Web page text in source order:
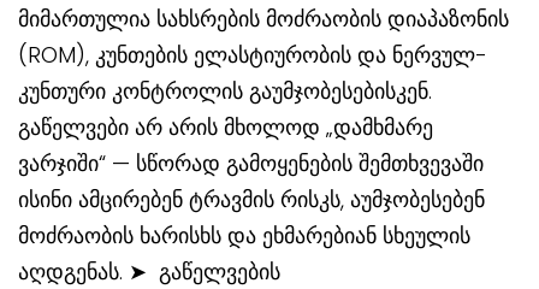
მიმართულია სახსრების მოძრაობის დიაპაზონის
(ROM), კუნთების ელასტიურობის და ნერვულ-
კუნთური კონტროლის გაუმჯობესებისკენ.
გაწელვები არ არის მხოლოდ „დამხმარე
ვარჯიში“ — სწორად გამოყენების შემთხვევაში
ისინი ამცირებენ ტრავმის რისკს, აუმჯობესებენ
მოძრაობის ხარისხს და ეხმარებიან სხეულის
აღდგენას. ➤ გაწელვების